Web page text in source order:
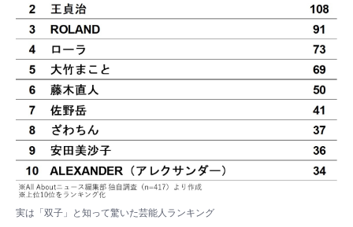
実は「双子」と知って驚いた芸能人ランキング